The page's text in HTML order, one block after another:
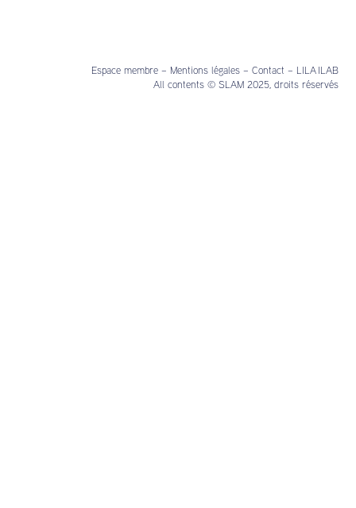
Espace membre– Mentions légales– Contact – LILA ILAB
All contents © SLAM 2025, droits réservés